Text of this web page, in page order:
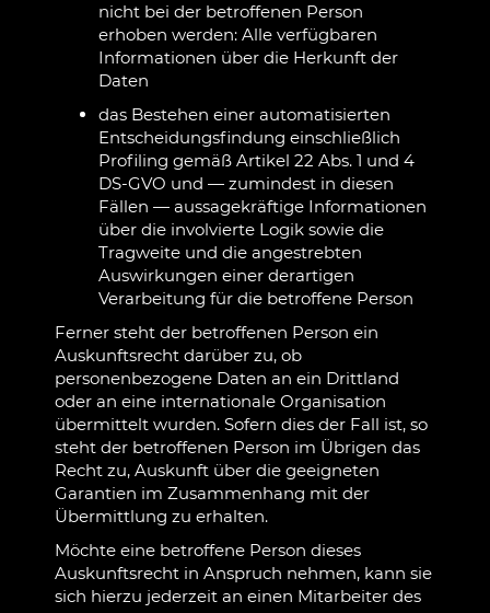
nicht bei der betroffenen Person
erhoben werden: Alle verfügbaren
Informationen über die Herkunft der
Daten
das Bestehen einer automatisierten
Entscheidungsfindung einschließlich
Profiling gemäß Artikel 22 Abs. 1 und 4
DS-GVO und — zumindest in diesen
Fällen — aussagekräftige Informationen
über die involvierte Logik sowie die
Tragweite und die angestrebten
Auswirkungen einer derartigen
Verarbeitung für die betroffene Person
Ferner steht der betroffenen Person ein
Auskunftsrecht darüber zu, ob
personenbezogene Daten an ein Drittland
oder an eine internationale Organisation
übermittelt wurden. Sofern dies der Fall ist, so
steht der betroffenen Person im Übrigen das
Recht zu, Auskunft über die geeigneten
Garantien im Zusammenhang mit der
Übermittlung zu erhalten.
Möchte eine betroffene Person dieses
Auskunftsrecht in Anspruch nehmen, kann sie
sich hierzu jederzeit an einen Mitarbeiter des